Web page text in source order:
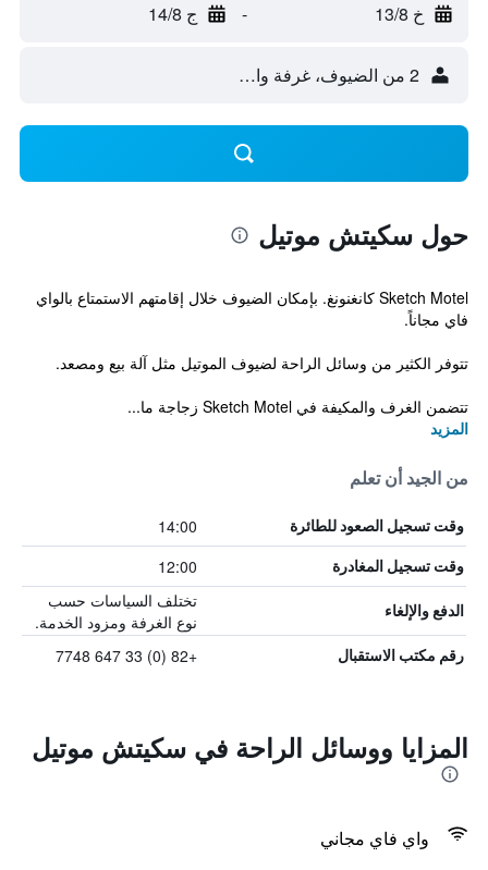
خ 13/8 - ج 14/8
2 من الضيوف، غرفة واحدة
حول سكيتش موتيل
Sketch Motel كانغنونغ. بإمكان الضيوف خلال إقامتهم الاستمتاع بالواي
فاي مجاناً.
تتوفر الكثير من وسائل الراحة لضيوف الموتيل مثل آلة بيع ومصعد.
تتضمن الغرف والمكيفة في Sketch Motel زجاجة ما...
المزيد
من الجيد أن تعلم
وقت تسجيل الصعود للطائرة 14:00
وقت تسجيل المغادرة 12:00
الدفع والإلغاء
تختلف السياسات حسب
نوع الغرفة ومزود الخدمة.
رقم مكتب الاستقبال +82 (0) 33 647 7748
المزايا ووسائل الراحة في سكيتش موتيل
واي فاي مجاني